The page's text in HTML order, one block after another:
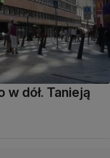
dół. Tanieją